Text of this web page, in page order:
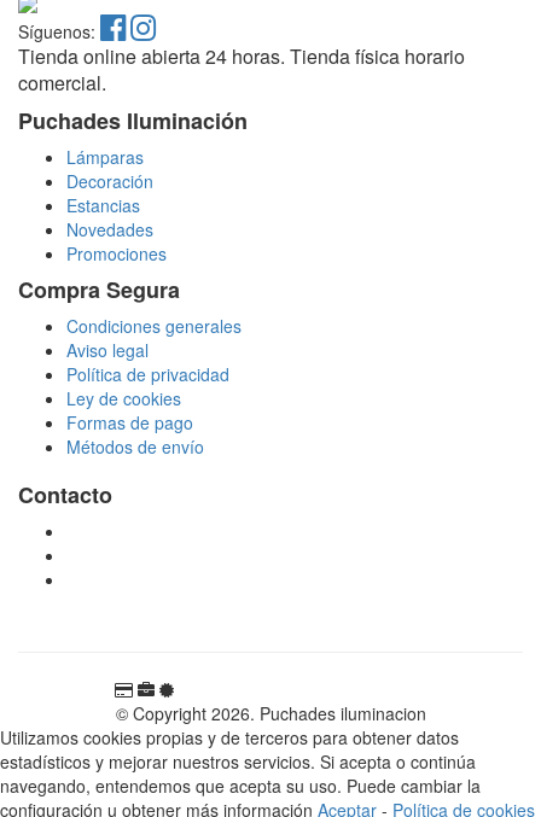
Síguenos:
Tienda online abierta 24 horas. Tienda física horario
comercial.
Puchades Iluminación
Lámparas
Decoración
Estancias
Novedades
Promociones
Compra Segura
Condiciones generales
Aviso legal
Política de privacidad
Ley de cookies
Formas de pago
Métodos de envío
Contacto
© Copyright 2026. Puchades iluminacion
Utilizamos cookies propias y de terceros para obtener datos
estadísticos y mejorar nuestros servicios. Si acepta o continúa
navegando, entendemos que acepta su uso. Puede cambiar la
configuración u obtener más información Aceptar - Política de cookies